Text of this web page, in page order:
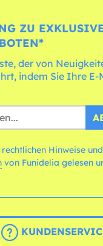
ZU
der von
indem Sie Ihre E-
Hinweise